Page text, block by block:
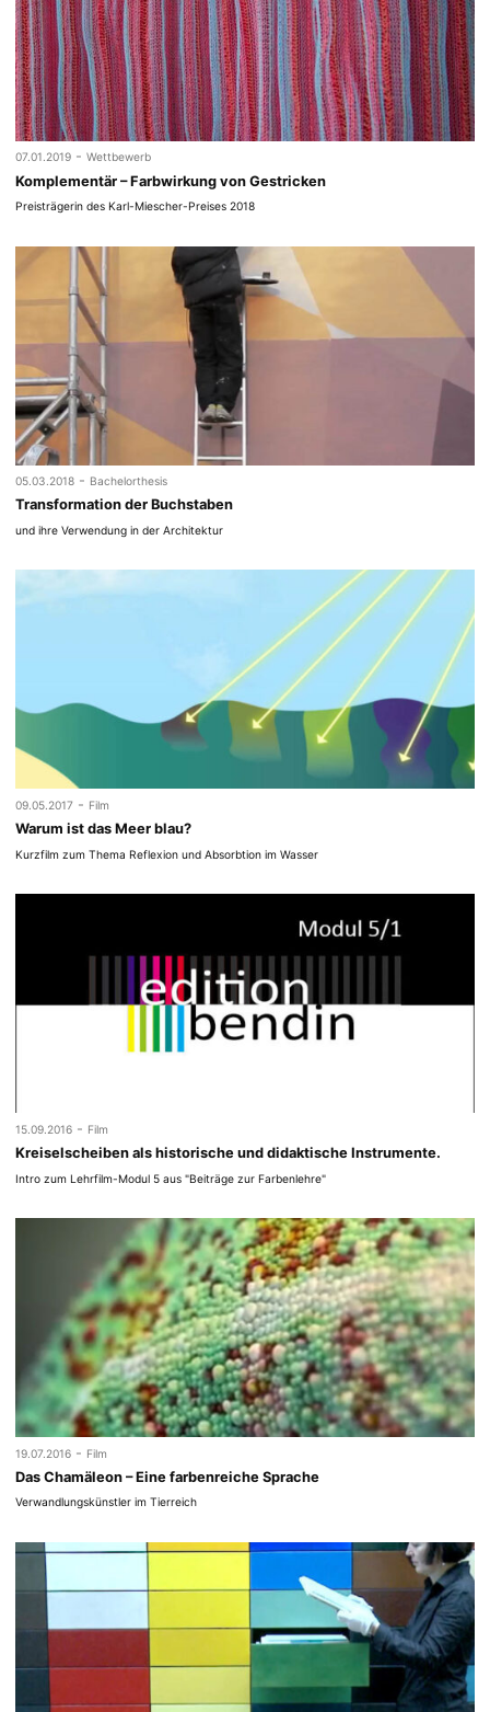
07.01.2019 - Wettbewerb
Komplementär – Farbwirkung von Gestricken
Preisträgerin des Karl-Miescher-Preises 2018
05.03.2018 - Bachelorthesis
Transformation der Buchstaben
und ihre Verwendung in der Architektur
09.05.2017 - Film
Warum ist das Meer blau?
Kurzfilm zum Thema Reflexion und Absorbtion im Wasser
15.09.2016 - Film
Kreiselscheiben als historische und didaktische Instrumente.
Intro zum Lehrfilm-Modul 5 aus "Beiträge zur Farbenlehre"
19.07.2016 - Film
Das Chamäleon – Eine farbenreiche Sprache
Verwandlungskünstler im Tierreich